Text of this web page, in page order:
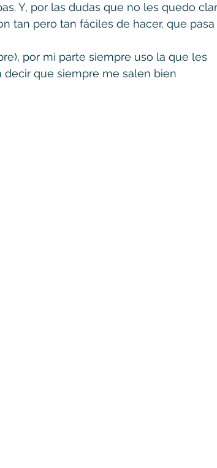
Y, por las dudas que no les quedo
tan pero tan fáciles de hacer, que pasa
por mi parte siempre uso la que les
que siempre me salen bien